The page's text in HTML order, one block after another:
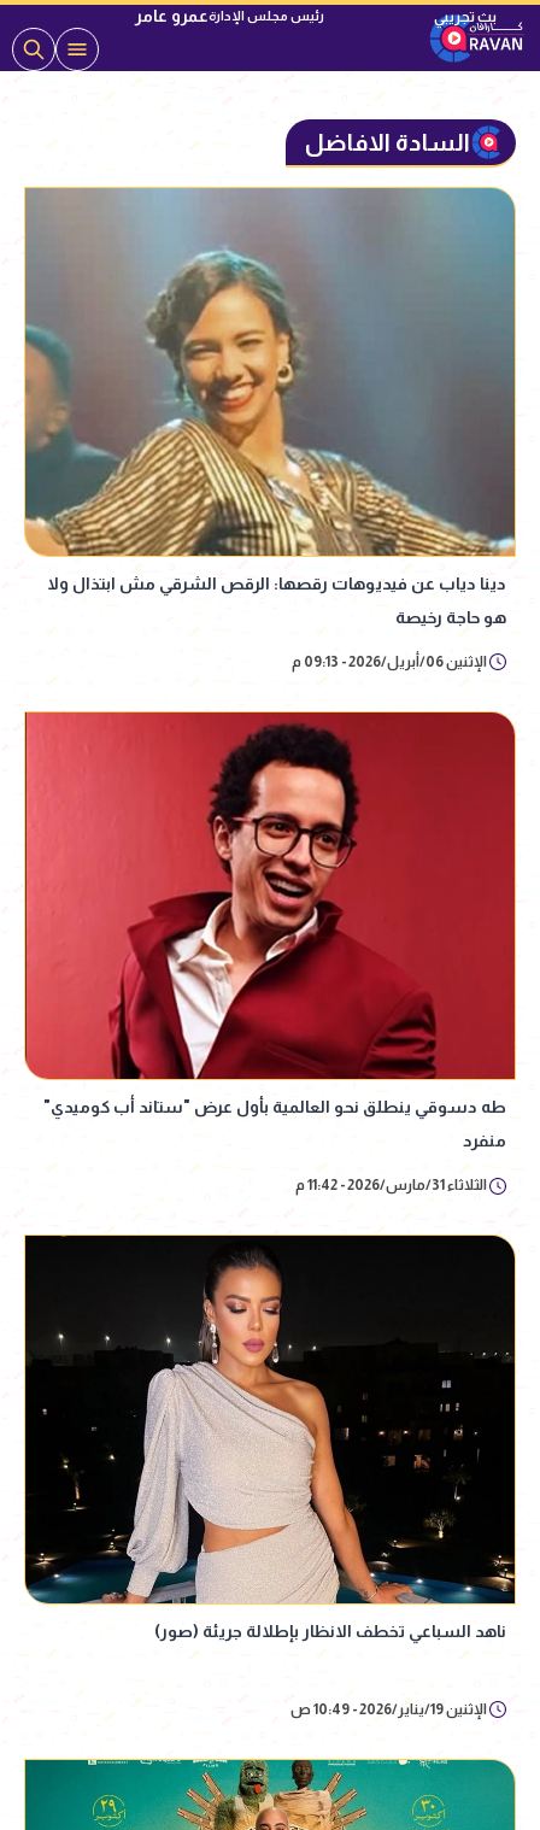
رئيس مجلس الإدارةعمرو عامر
السادة الافاضل
دينا دياب عن فيديوهات رقصها: الرقص الشرقي مش ابتذال ولا
هو حاجة رخيصة
الإثنين 06/أبريل/2026 - 09:13 م
طه دسوقي ينطلق نحو العالمية بأول عرض "ستاند أب كوميدي"
منفرد
الثلاثاء 31/مارس/2026 - 11:42 م
ناهد السباعي تخطف الانظار بإطلالة جريئة (صور)
الإثنين 19/يناير/2026 - 10:49 ص